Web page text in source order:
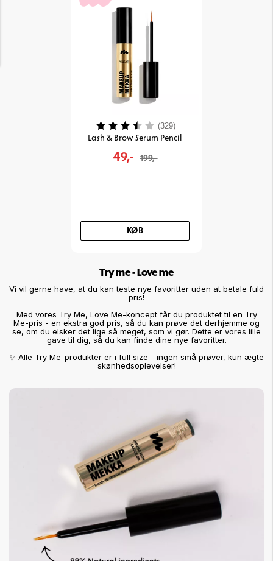
Lash & Brow Serum Pencil
49,- 199,-
KØB
Vurdering: (329)
Try me - Love me
Vi vil gerne have, at du kan teste nye favoritter uden at betale fuld
pris!
Med vores Try Me, Love Me-koncept får du produktet til en Try
Me-pris - en ekstra god pris, så du kan prøve det derhjemme og
se, om du elsker det lige så meget, som vi gør. Dette er vores lille
gave til dig, så du kan finde dine nye favoritter.
✨ Alle Try Me-produkter er i full size - ingen små prøver, kun ægte
skønhedsoplevelser!